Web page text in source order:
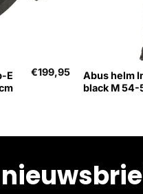
E
€199,95
Abus helm
black M 54-